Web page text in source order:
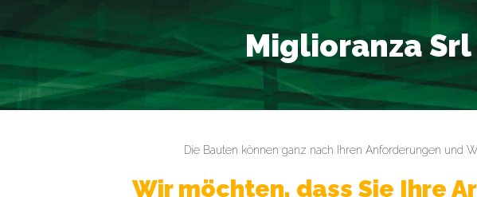
Miglioranza Srl
Die Bauten können ganz nach Ihren Anforderungen und
Wir möchten, dass Sie Ihre